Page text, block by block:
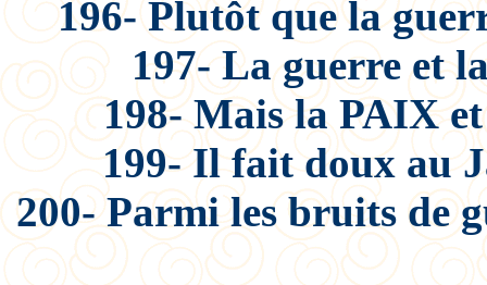
196- Plutôt que la
197- La guerre et
198- Mais la PAIX
199- Il fait doux au
200- Parmi les bruits de